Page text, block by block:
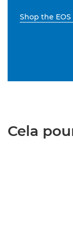
Shop the EOS
Cela